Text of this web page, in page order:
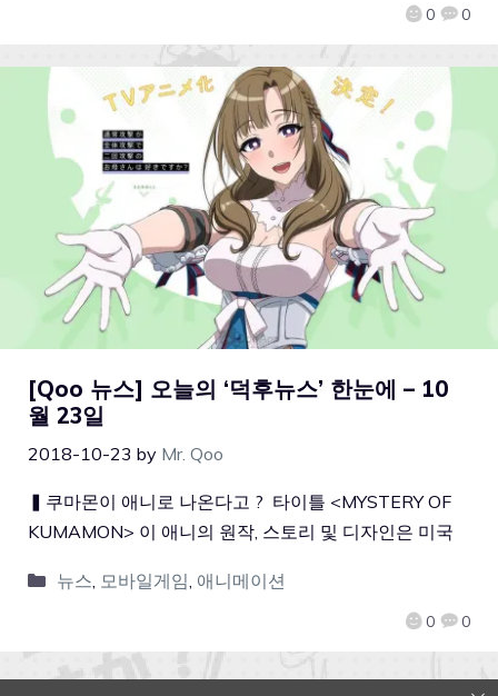
0 0
[Qoo 뉴스] 오늘의 ‘덕후뉴스’ 한눈에 – 10
월 23일
2018-10-23 by Mr. Qoo
0 0
▍쿠마몬이 애니로 나온다고 ? 타이틀 <MYSTERY OF
KUMAMON> 이 애니의 원작, 스토리 및 디자인은 미국
뉴스 모바일게임 애니메이션